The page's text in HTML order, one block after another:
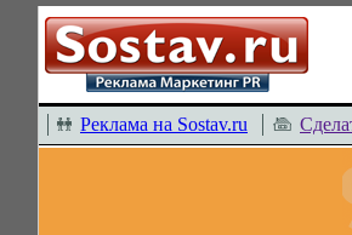
Реклама на Sostav.ru